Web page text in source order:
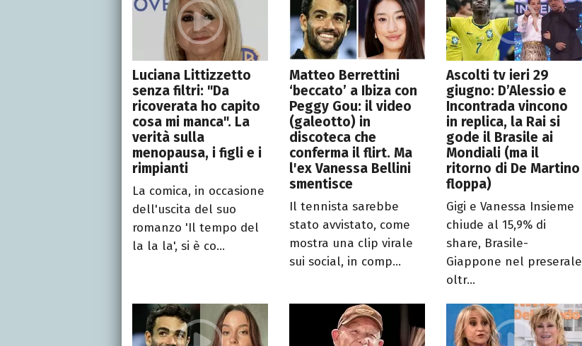
Luciana Littizzetto
senza filtri: "Da
ricoverata ho capito
cosa mi manca". La
verità sulla
menopausa, i figli e i
rimpianti
La comica, in occasione
dell'uscita del suo
romanzo 'Il tempo del
la la la', si è co...
Matteo Berrettini
‘beccato’ a Ibiza con
Peggy Gou: il video
(galeotto) in
discoteca che
conferma il flirt. Ma
l'ex Vanessa Bellini
smentisce
Il tennista sarebbe
stato avvistato, come
mostra una clip virale
sui social, in comp...
Ascolti tv ieri 29
giugno: D’Alessio e
Incontrada vincono
in replica, la Rai si
gode il Brasile ai
Mondiali (ma il
ritorno di De Martino
floppa)
Gigi e Vanessa Insieme
chiude al 15,9% di
share, Brasile-
Giappone nel preserale
oltr...